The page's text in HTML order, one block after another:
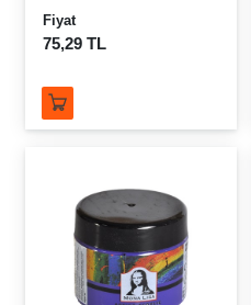
Fiyat
75,29 TL